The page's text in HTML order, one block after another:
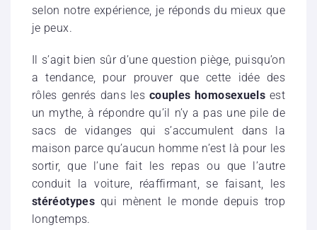
selon notre expérience, je réponds du mieux que
je peux.
Il s’agit bien sûr d’une question piège, puisqu’on
a tendance, pour prouver que cette idée des
rôles genrés dans les couples homosexuels est
un mythe, à répondre qu’il n’y a pas une pile de
sacs de vidanges qui s’accumulent dans la
maison parce qu’aucun homme n’est là pour les
sortir, que l’une fait les repas ou que l’autre
conduit la voiture, réaffirmant, se faisant, les
stéréotypesqui mènent le monde depuis trop
longtemps.